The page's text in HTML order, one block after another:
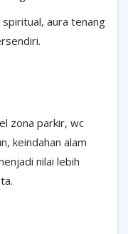
aura tenang
zona parkir, wc
keindahan alam
nilai lebih